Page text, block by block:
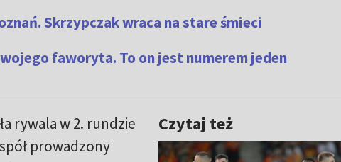
Skrzypczak wraca na stare śmieci
faworyta. To on jest numerem jeden
Czytaj też
rywala w 2. rundzie
prowadzony